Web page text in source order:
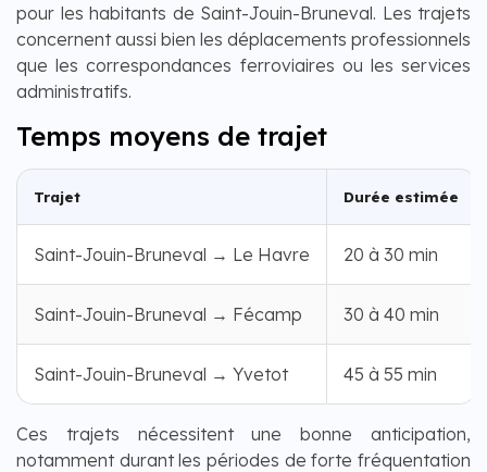
pour les habitants de Saint-Jouin-Bruneval. Les trajets
concernent aussi bien les déplacements professionnels
que les correspondances ferroviaires ou les services
administratifs.
Temps moyens de trajet
Trajet Durée estimée
Saint-Jouin-Bruneval → Le Havre 20 à 30 min
Saint-Jouin-Bruneval → Fécamp 30 à 40 min
Saint-Jouin-Bruneval → Yvetot 45 à 55 min
Ces trajets nécessitent une bonne anticipation,
notamment durant les périodes de forte fréquentation